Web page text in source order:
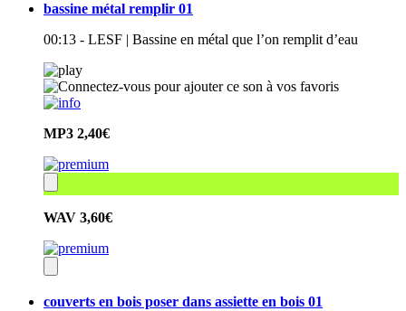
bassine métal remplir 01
00:13 - LESF | Bassine en métal que l’on remplit d’eau
MP3 2,40€
WAV 3,60€
couverts en bois poser dans assiette en bois 01